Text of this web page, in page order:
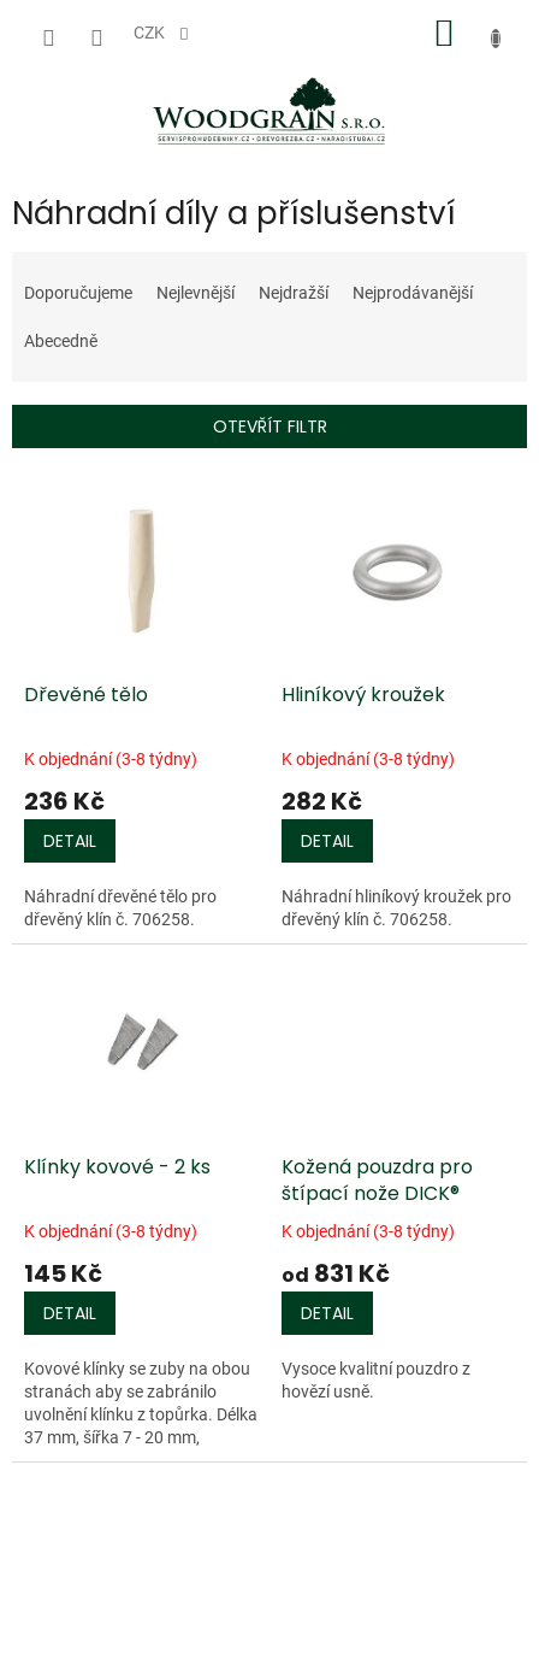
CZK
Náhradní díly a příslušenství
a
e
í
r
Doporučujeme Nejlevnější Nejdražší Nejprodávanější
Abecedně
OTEVŘÍT FILTR
dDřevěné tělo
K objednání (3-8 týdny)
236 Kč
DETAIL
Náhradní dřevěné tělo pro
dřevěný klín č. 706258.
Hliníkový kroužek
K objednání (3-8 týdny)
282 Kč
DETAIL
Náhradní hliníkový kroužek pro
dřevěný klín č. 706258.
Klínky kovové - 2 ks
K objednání (3-8 týdny)
145 Kč
DETAIL
Kovové klínky se zuby na obou
stranách aby se zabránilo
uvolnění klínku z topůrka. Délka
37 mm, šířka 7 - 20 mm,
tloušťka 5 mm.
Kožená pouzdra pro
štípací nože DICK®
K objednání (3-8 týdny)
od 831 Kč
DETAIL
Vysoce kvalitní pouzdro z
hovězí usně.